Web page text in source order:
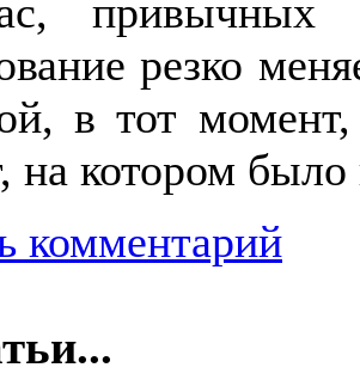
привычных
резко
в тот момент,
на котором
комментарий